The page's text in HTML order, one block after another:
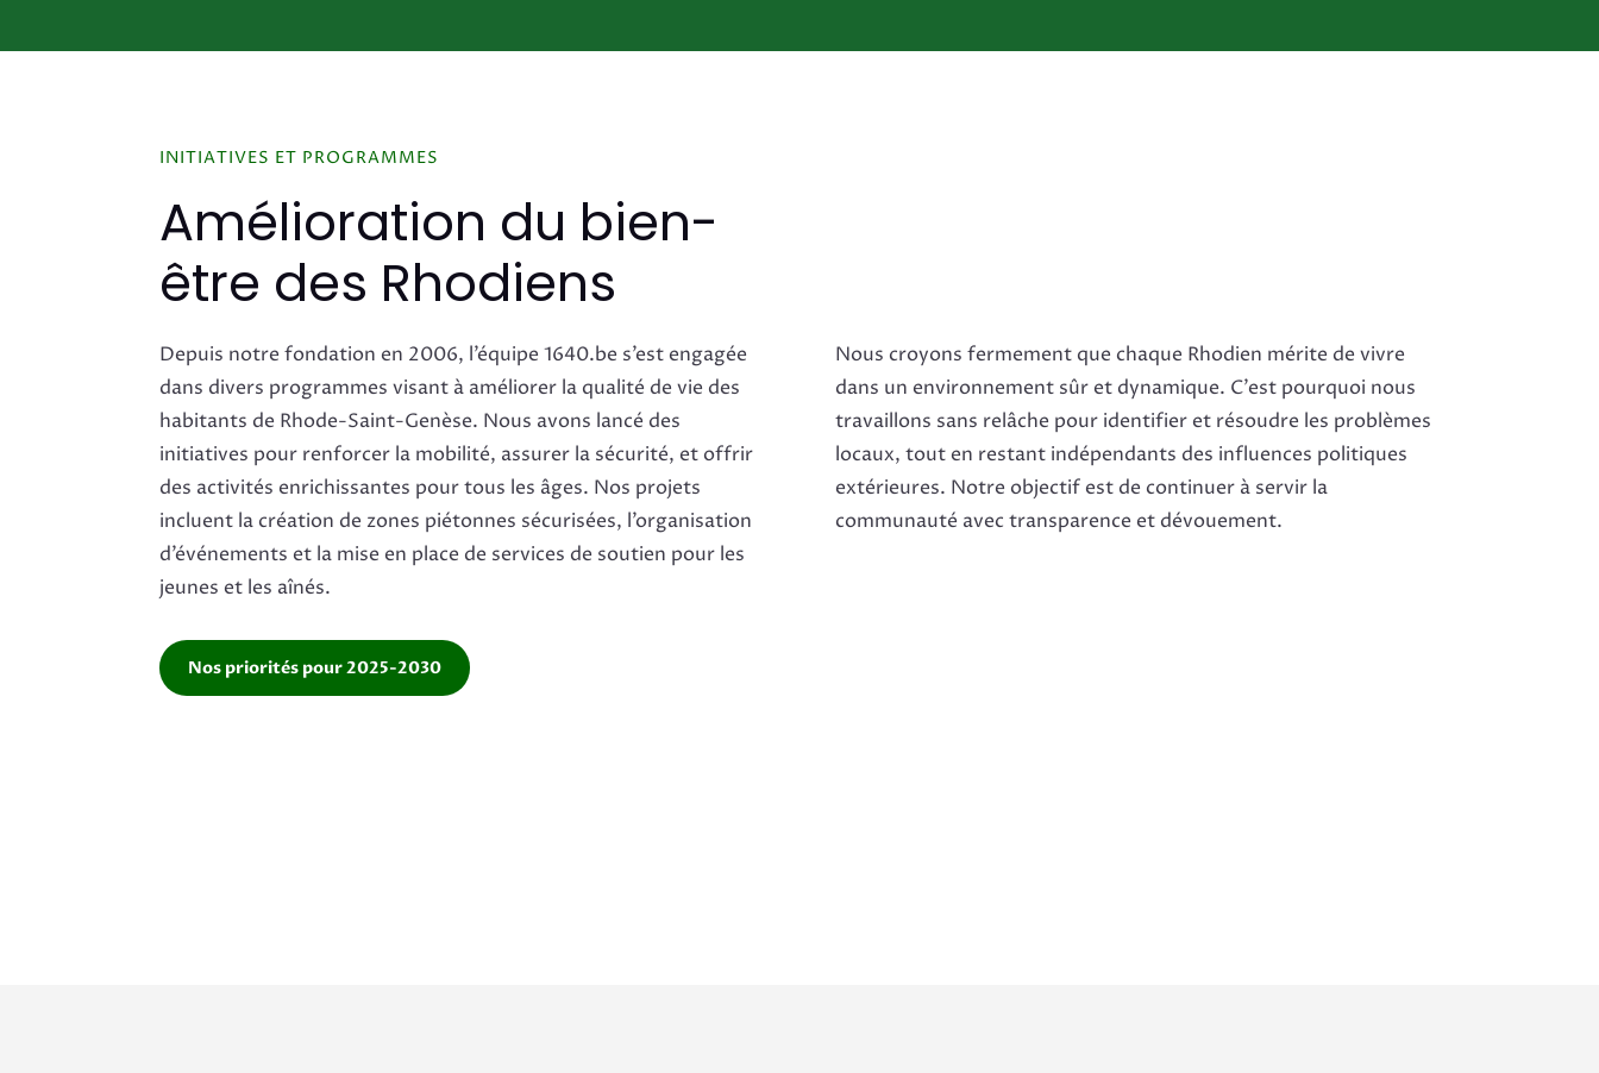
INITIATIVES ET PROGRAMMES
Amélioration du bien-
être des Rhodiens
Depuis notre fondation en 2006, l’équipe 1640.be s’est engagée
dans divers programmes visant à améliorer la qualité de vie des
habitants de Rhode-Saint-Genèse. Nous avons lancé des
initiatives pour renforcer la mobilité, assurer la sécurité, et offrir
des activités enrichissantes pour tous les âges. Nos projets
incluent la création de zones piétonnes sécurisées, l’organisation
d’événements et la mise en place de services de soutien pour les
jeunes et les aînés.
Nos priorités pour 2025-2030
Nous croyons fermement que chaque Rhodien mérite de vivre
dans un environnement sûr et dynamique. C’est pourquoi nous
travaillons sans relâche pour identifier et résoudre les problèmes
locaux, tout en restant indépendants des influences politiques
extérieures. Notre objectif est de continuer à servir la
communauté avec transparence et dévouement.